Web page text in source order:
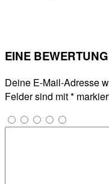
EINE
Deine E-Mail-Adresse
Felder sind mit*